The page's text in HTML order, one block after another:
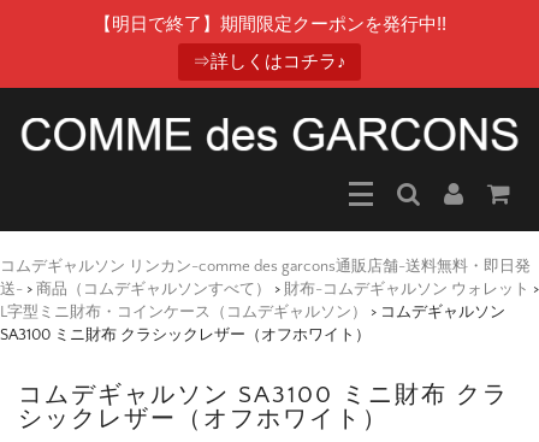
【明日で終了】期間限定クーポンを発行中!!
⇒詳しくはコチラ♪
コムデギャルソン リンカン-comme des garcons通販店舗-送料無料・即日発
送- > 商品（コムデギャルソンすべて） > 財布-コムデギャルソン ウォレット >
L字型ミニ財布・コインケース（コムデギャルソン）
> コムデギャルソン
SA3100 ミニ財布 クラシックレザー（オフホワイト）
コムデギャルソン SA3100 ミニ財布 クラ
シックレザー（オフホワイト）